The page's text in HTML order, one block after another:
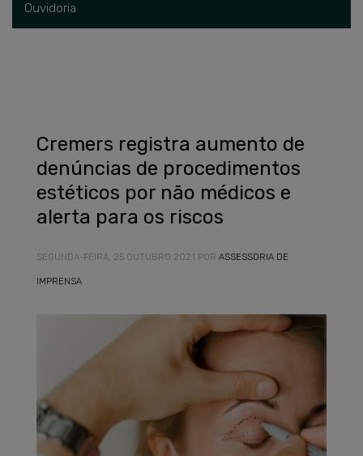
Ouvidoria
Cremers registra aumento de
denúncias de procedimentos
estéticos por não médicos e
alerta para os riscos
SEGUNDA-FEIRA, 25 OUTUBRO 2021 POR ASSESSORIA DE
IMPRENSA